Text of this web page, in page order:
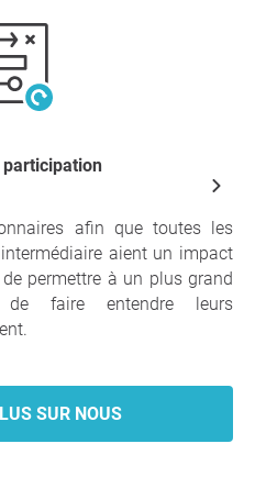
participation
afin que toutes les
aient un impact
permettre à un plus grand
de faire entendre leurs
SUR NOUS